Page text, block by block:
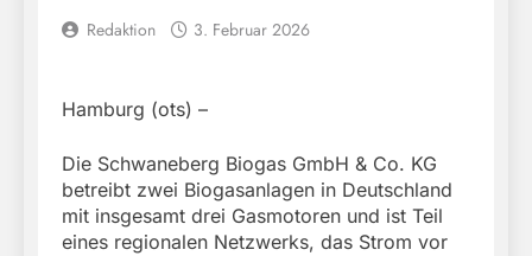
Redaktion 3. Februar 2026
Hamburg (ots) –
Die Schwaneberg Biogas GmbH & Co. KG
betreibt zwei Biogasanlagen in Deutschland
mit insgesamt drei Gasmotoren und ist Teil
eines regionalen Netzwerks, das Strom vor